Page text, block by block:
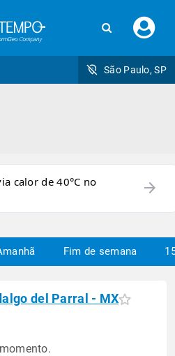
seu
São Paulo, SP
calor de 40°C no
arrow_forward
Fim de semana
del Parral - MX